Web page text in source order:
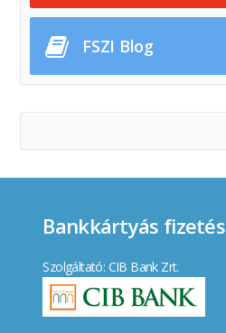
FSZI Blog
Bankkártyás fizetés
Szolgáltató: CIB Bank Zrt.